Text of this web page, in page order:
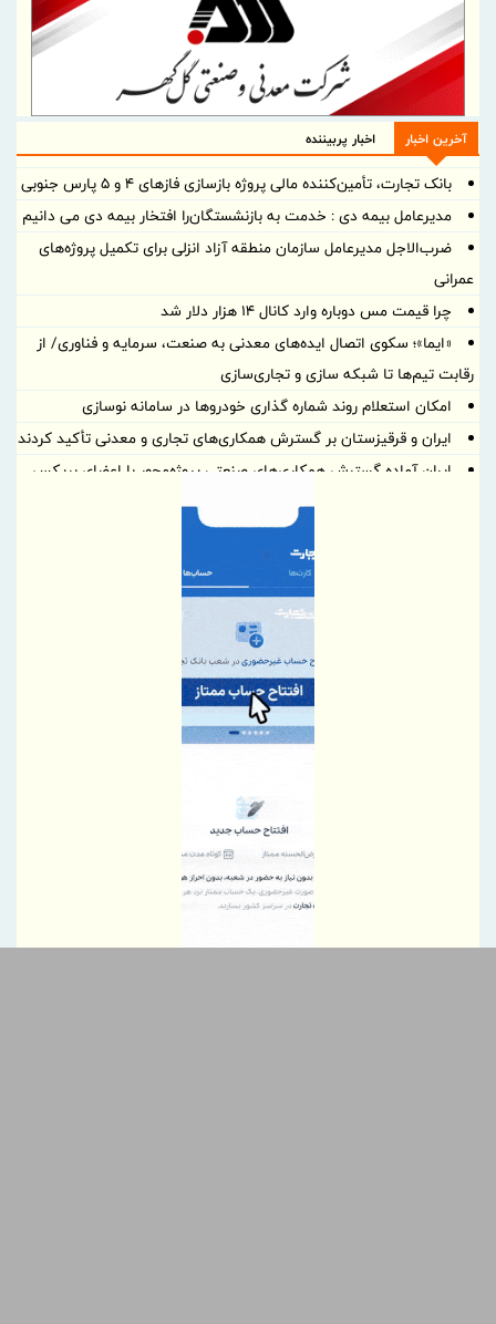
آخرین اخبار اخبار پربیننده
بانک تجارت، تأمین‌کننده مالی پروژه بازسازی فازهای ۴ و ۵ پارس جنوبی
مدیرعامل بیمه دی : خدمت به بازنشستگان‌را افتخار بیمه دی می دانیم
ضرب‌الاجل مدیرعامل سازمان منطقه آزاد انزلی برای تكمیل پروژه‌های
عمرانی
چرا قیمت مس دوباره وارد کانال ۱۴ هزار دلار شد
«ایما»؛ سکوی اتصال ایده‌های معدنی به صنعت، سرمایه و فناوری/ از
رقابت تیم‌ها تا شبکه سازی و تجاری‌سازی
امکان استعلام روند شماره گذاری خودروها در سامانه نوسازی
ایران و قرقیزستان بر گسترش همکاری‌های تجاری و معدنی تأکید کردند
ایران آماده گسترش همکاری‌های صنعتی پروژه‌محور با اعضای بریکس
بهره گیری حداکثری از ظرفیت موافقتنامه تجارت آزاد ایران و روسیه
معاونت توسعه مدیریت و منابع انسانی منطقه آزاد دوغارون علت
استراتژی اعطای امتیاز خاص جذب سرمایه‌های انسانی بومی در آزمون
استخدامی اخیر را تشریح نمود
گامی بلند به سوی آینده؛ تأسیس «واحد آموزش هوشمند» در منطقه
آزاد تجاری-صنعتی دوغارون برای توانمندسازی کارکنان و مردم
موج بی‌پایان زائران حسینی در مرز شلمچه ادامه دارد
رئیس‌کل سازمان توسعه تجارت ایران، به همراه وزیر صمت وارد
قرقیزستان شد